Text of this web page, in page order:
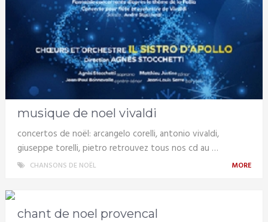
musique de noel vivaldi
concertos de noël: arcangelo corelli, antonio vivaldi,
giuseppe torelli, pietro retrouvez tous nos cd au …
CHANSONS DE NOËL MORE
chant de noel provencal